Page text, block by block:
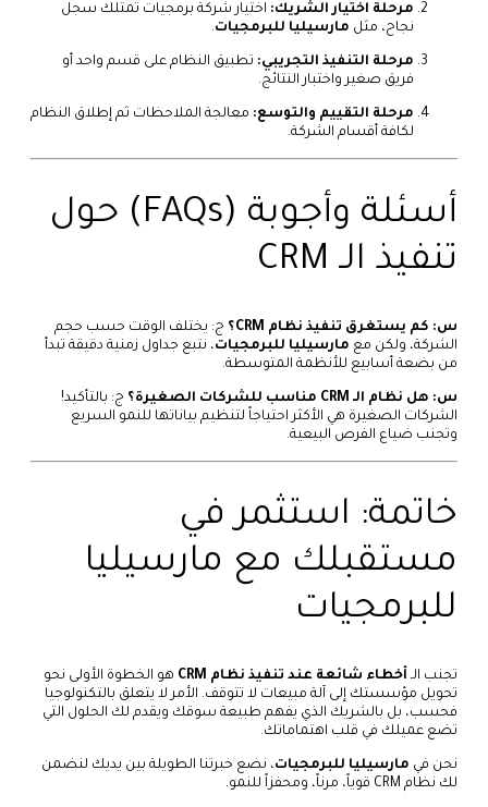
مرحلة اختيار الشريك: اختيار شركة برمجيات تمتلك سجل
نجاح، مثل مارسيليا للبرمجيات.
مرحلة التنفيذ التجريبي: تطبيق النظام على قسم واحد أو
فريق صغير واختبار النتائج.
مرحلة التقييم والتوسع: معالجة الملاحظات ثم إطلاق النظام
لكافة أقسام الشركة.
أسئلة وأجوبة (FAQs) حول
تنفيذ الـ CRM
س: كم يستغرق تنفيذ نظام CRM؟
ج: يختلف الوقت حسب حجم
الشركة، ولكن مع مارسيليا للبرمجيات، نتبع جداول زمنية دقيقة تبدأ
من بضعة أسابيع للأنظمة المتوسطة.
س: هل نظام الـ CRM مناسب للشركات الصغيرة؟
ج: بالتأكيد!
الشركات الصغيرة هي الأكثر احتياجاً لتنظيم بياناتها للنمو السريع
وتجنب ضياع الفرص البيعية.
خاتمة: استثمر في
مستقبلك مع مارسيليا
للبرمجيات
تجنب الـ أخطاء شائعة عند تنفيذ نظام CRM
هو الخطوة الأولى نحو
تحويل مؤسستك إلى آلة مبيعات لا تتوقف. الأمر لا يتعلق بالتكنولوجيا
فحسب، بل بالشريك الذي يفهم طبيعة سوقك ويقدم لك الحلول التي
تضع عميلك في قلب اهتماماتك.
نحن في مارسيليا للبرمجيات، نضع خبرتنا الطويلة بين يديك لنضمن
لك نظام CRM قوياً، مرناً، ومحفزاً للنمو.